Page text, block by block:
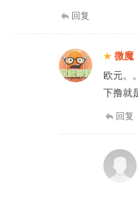
回复
微魔
欧元。
下撸就
回复